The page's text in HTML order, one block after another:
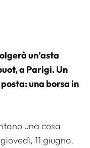
un’asta
a Parigi. Un
una borsa in
una cosa
11 giugno,